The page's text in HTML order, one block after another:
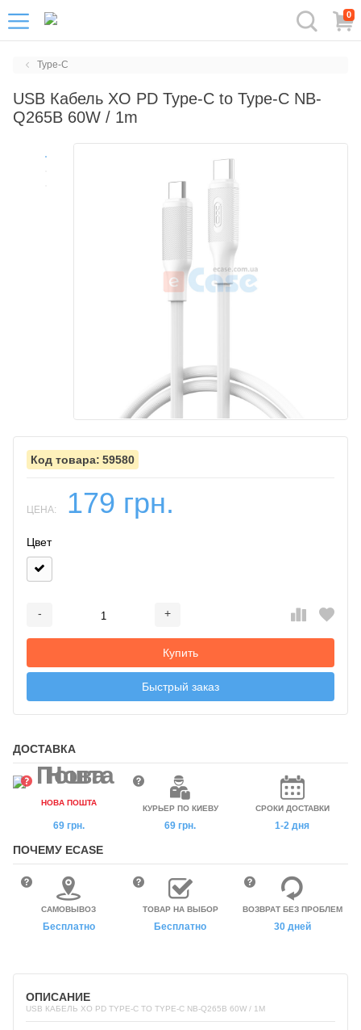
0
Type-C
USB Кабель XO PD Type-C to Type-C NB-
Q265B 60W / 1m
59580
ЦЕНА: 179 грн.
Цвет
- +
Купить
Быстрый заказ
ДОСТАВКА
НОВА ПОШТА
69 грн.
КУРЬЕР ПО КИЕВУ
69 грн.
СРОКИ ДОСТАВКИ
1-2 дня
ПОЧЕМУ ECASE
САМОВЫВОЗ
Бесплатно
ТОВАР НА ВЫБОР
Бесплатно
ВОЗВРАТ БЕЗ ПРОБЛЕМ
30 дней
ОПИСАНИЕ
USB КАБЕЛЬ XO PD TYPE-C TO TYPE-C NB-Q265B 60W / 1M